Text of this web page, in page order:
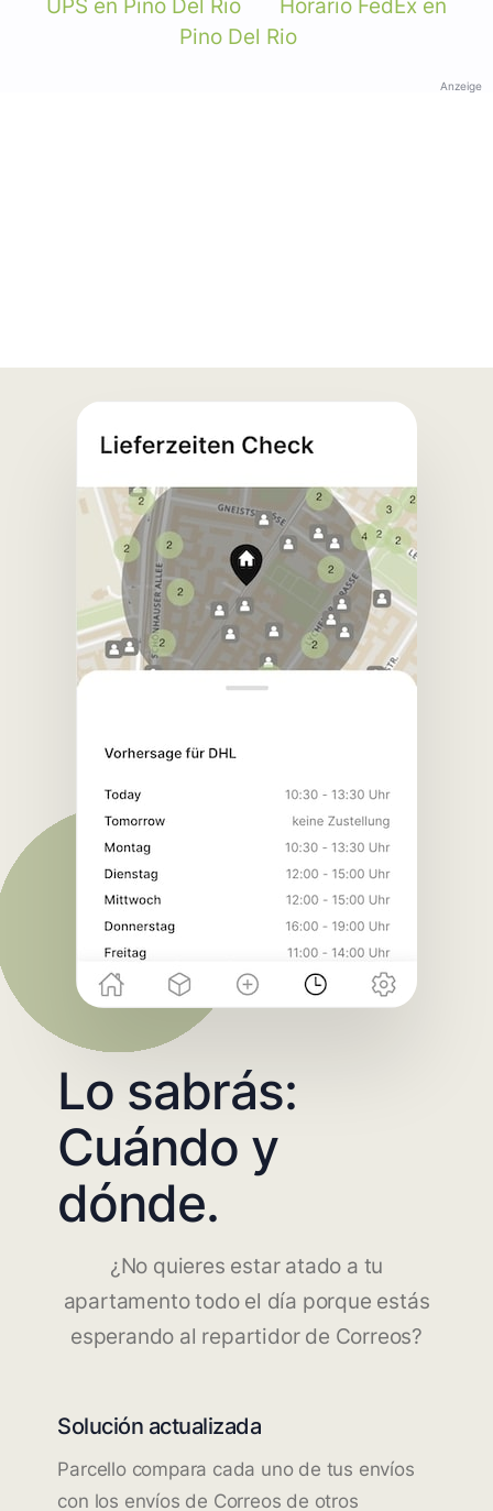
UPS en Pino Del Rio
Horario FedEx en
Pino Del Rio
Anzeige
Lo sabrás:
Cuándo y
dónde.
¿No quieres estar atado a tu
apartamento todo el día porque estás
esperando al repartidor de Correos?
Solución actualizada
Parcello compara cada uno de tus envíos
con los envíos de Correos de otros